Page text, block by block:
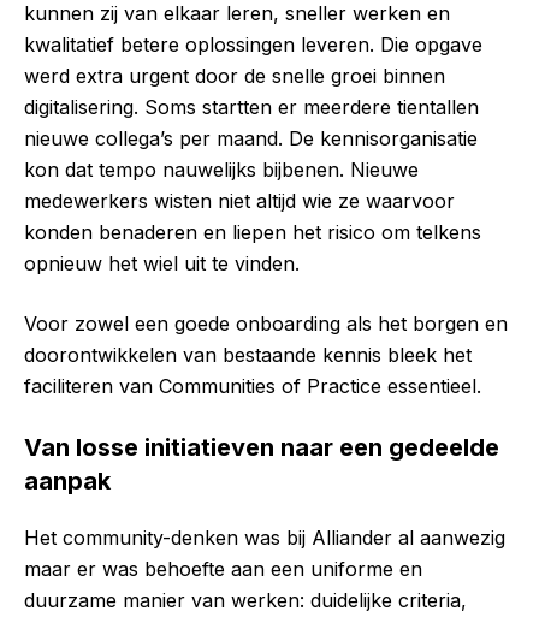
kunnen zij van elkaar leren, sneller werken en
kwalitatief betere oplossingen leveren. Die opgave
werd extra urgent door de snelle groei binnen
digitalisering. Soms startten er meerdere tientallen
nieuwe collega’s per maand. De kennisorganisatie
kon dat tempo nauwelijks bijbenen. Nieuwe
medewerkers wisten niet altijd wie ze waarvoor
konden benaderen en liepen het risico om telkens
opnieuw het wiel uit te vinden.
Voor zowel een goede onboarding als het borgen en
doorontwikkelen van bestaande kennis bleek het
faciliteren van Communities of Practice essentieel.
Van losse initiatieven naar een gedeelde
aanpak
Het community-denken was bij Alliander al aanwezig
maar er was behoefte aan een uniforme en
duurzame manier van werken: duidelijke criteria,